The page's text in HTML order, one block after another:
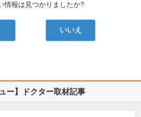
情報は見つかりましたか?
いいえ
ー】ドクター取材記事